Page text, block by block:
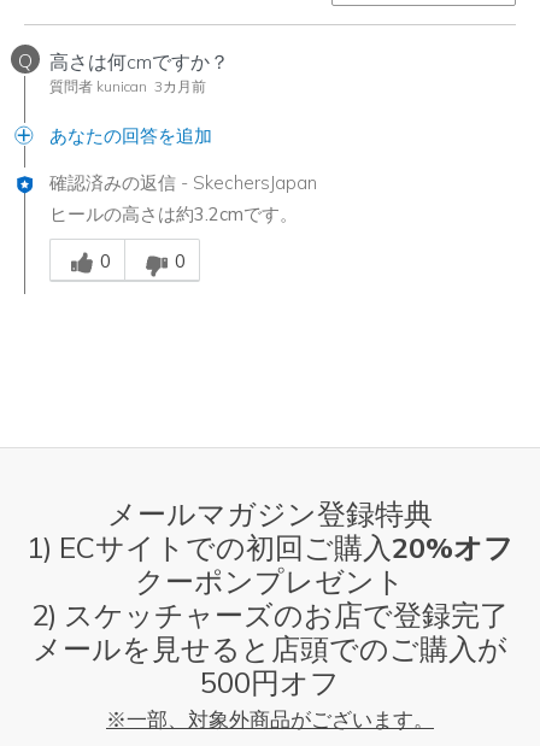
Q 高さは何cmですか？
質問者 kunican 3カ月前
あなたの回答を追加
確認済みの返信 - SkechersJapan
ヒールの高さは約3.2cmです。
Was this answer helpful to you
0
0
メールマガジン登録特典
1) ECサイトでの初回ご購入20%オフ
クーポンプレゼント
2) スケッチャーズのお店で登録完了
メールを見せると店頭でのご購入が
500円オフ
※一部、対象外商品がございます。